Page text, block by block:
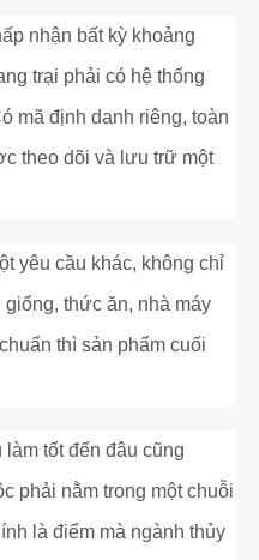
nhận bất kỳ khoảng
trại phải có hệ thống
mã định danh riêng, toàn
theo dõi và lưu trữ một
yêu cầu khác, không chỉ
thức ăn, nhà máy
thì sản phẩm cuối
tốt đến đâu cũng
phải nằm trong một chuỗi
là điểm mà ngành thủy